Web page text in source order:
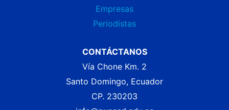
Empresas
Periodistas
CONTÁCTANOS
Vía Chone Km. 2
Santo Domingo, Ecuador
CP. 230203